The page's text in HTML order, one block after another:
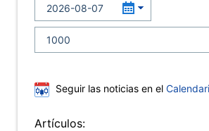
Seguir las noticias en el
Artículos: